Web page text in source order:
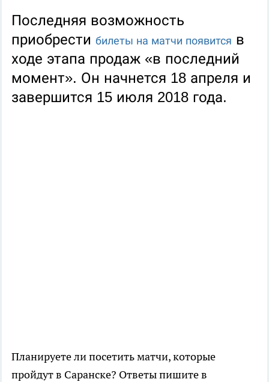
Последняя возможность
приобрести билеты на матчи появится в
ходе этапа продаж «в последний
момент». Он начнется 18 апреля и
завершится 15 июля 2018 года.
Планируете ли посетить матчи, которые
пройдут в Саранске? Ответы пишите в